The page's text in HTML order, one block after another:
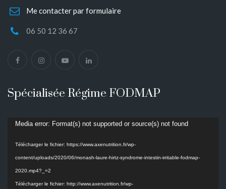
Me contacter par formulaire
06 50 12 36 67
Spécialisée Régime FODMAP
Lecteur
Media error: Format(s) not supported or source(s) not found
Télécharger le fichier: https://www.axenutrition.fr/wp-
content/uploads/2020/06/monash-laure-hirtz-syndrome-intestin-irritable-fodmap-
2020.mp4?_=2
Télécharger le fichier: http://www.axenutrition.fr/wp-